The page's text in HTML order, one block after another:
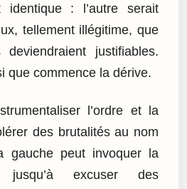
identique : l’autre serait
tellement illégitime, que
justifiables.
que commence la dérive.
l’ordre et la
des brutalités au nom
gauche peut invoquer la
jusqu’à excuser des